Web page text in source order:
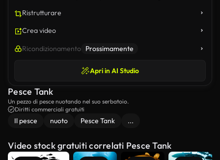
Ristrutturare
Crea video
Ricondizionamento Prossimamente
Apri in AI Studio
Pesce Tank
Un pezzo di pesce nuotando nel suo serbatoio.
Diritti commerciali gratuiti
Il pesce nuoto Pesce Tank ...
Video stock gratuiti correlati Pesce Tank